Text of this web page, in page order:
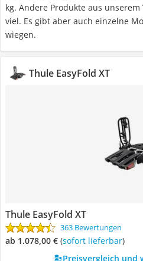
kg. Andere Produkte aus
viel. Es gibt aber auch einzelne
wiegen.
Thule EasyFold XT
Thule EasyFold XT
363 Bewertungen
ab 1.078,00 € ( Sofort lieferbar)
Preisvergleich und